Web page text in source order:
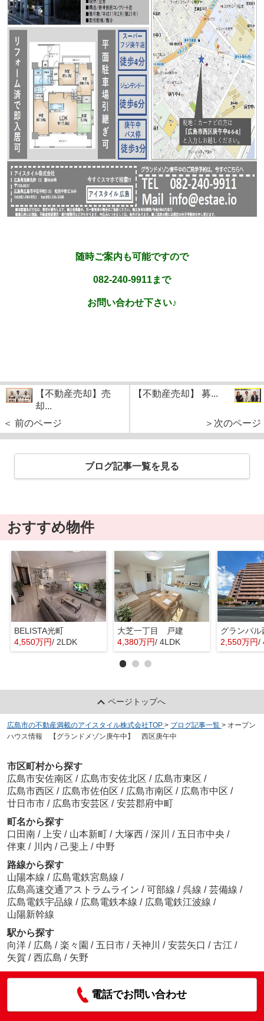
随時ご案内も可能ですので
082-240-9911まで
お問い合わせ下さい♪
【不動産売却】売
却...
＜ 前のページ
【不動産売却】 募...
＞次のページ
ブログ記事一覧を見る
おすすめ物件
BELISTA光町
4,550万円/ 2LDK
大芝一丁目 戸建
4,380万円/ 4LDK
グランパル
2,550万円/
ページトップへ
広島市の不動産満載のアイスタイル株式会社TOP > ブログ記事一覧 > オープン
ハウス情報 【グランドメゾン庚午中】 西区庚午中
市区町村から探す
広島市安佐南区 / 広島市安佐北区 / 広島市東区 /
広島市西区 / 広島市佐伯区 / 広島市南区 / 広島市中区 /
廿日市市 / 広島市安芸区 / 安芸郡府中町
町名から探す
口田南 / 上安 / 山本新町 / 大塚西 / 深川 / 五日市中央 /
伴東 / 川内 / 己斐上 / 中野
路線から探す
山陽本線 / 広島電鉄宮島線 /
広島高速交通アストラムライン / 可部線 / 呉線 / 芸備線 /
広島電鉄宇品線 / 広島電鉄本線 / 広島電鉄江波線 /
山陽新幹線
駅から探す
向洋 / 広島 / 楽々園 / 五日市 / 天神川 / 安芸矢口 / 古江 /
矢賀 / 西広島 / 矢野
電話でお問い合わせ